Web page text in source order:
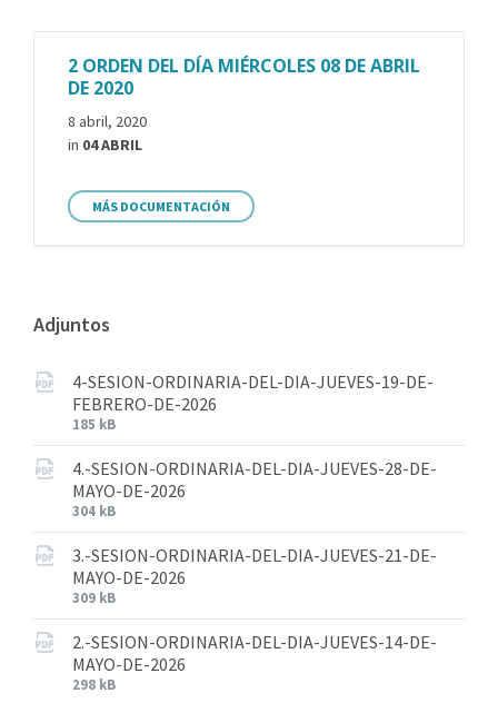
2 ORDEN DEL DÍA MIÉRCOLES 08 DE ABRIL
DE 2020
8 abril, 2020
in 04 ABRIL
MÁS DOCUMENTACIÓN
Adjuntos
4-SESION-ORDINARIA-DEL-DIA-JUEVES-19-DE-
FEBRERO-DE-2026
185 kB
4.-SESION-ORDINARIA-DEL-DIA-JUEVES-28-DE-
MAYO-DE-2026
304 kB
3.-SESION-ORDINARIA-DEL-DIA-JUEVES-21-DE-
MAYO-DE-2026
309 kB
2.-SESION-ORDINARIA-DEL-DIA-JUEVES-14-DE-
MAYO-DE-2026
298 kB